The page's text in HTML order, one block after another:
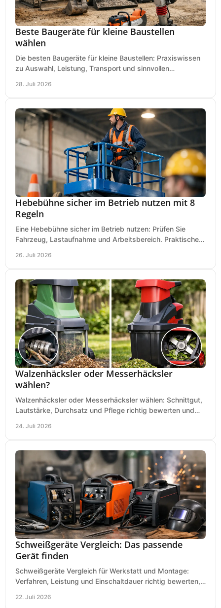
Beste Baugeräte für kleine Baustellen
wählen
Die besten Baugeräte für kleine Baustellen: Praxiswissen
zu Auswahl, Leistung, Transport und sinnvollen
28. Juli 2026
Hebebühne sicher im Betrieb nutzen mit 8
Regeln
Eine Hebebühne sicher im Betrieb nutzen: Prüfen Sie
Fahrzeug, Lastaufnahme und Arbeitsbereich. Praktische
26. Juli 2026
Walzenhäcksler oder Messerhäcksler
wählen?
Walzenhäcksler oder Messerhäcksler wählen: Schnittgut,
Lautstärke, Durchsatz und Pflege richtig bewerten und
24. Juli 2026
Schweißgeräte Vergleich: Das passende
Gerät finden
Schweißgeräte Vergleich für Werkstatt und Montage:
Verfahren, Leistung und Einschaltdauer richtig bewerten,
22. Juli 2026